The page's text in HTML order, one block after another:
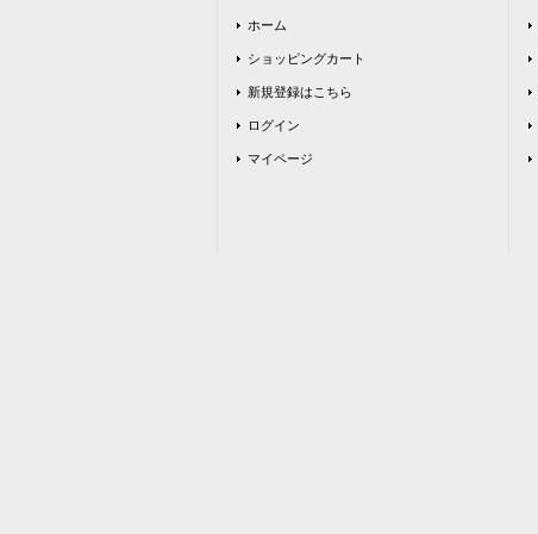
ホーム
ショッピングカート
新規登録はこちら
ログイン
マイページ